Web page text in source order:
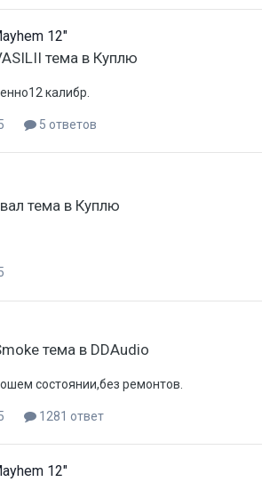
12"
тема в Куплю
калибр.
5 ответов
тема в Куплю
тема в DDAudio
состоянии,без ремонтов.
1281 ответ
12"